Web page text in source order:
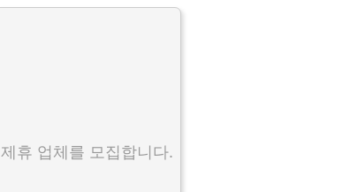
제휴 업체를 모집합니다.